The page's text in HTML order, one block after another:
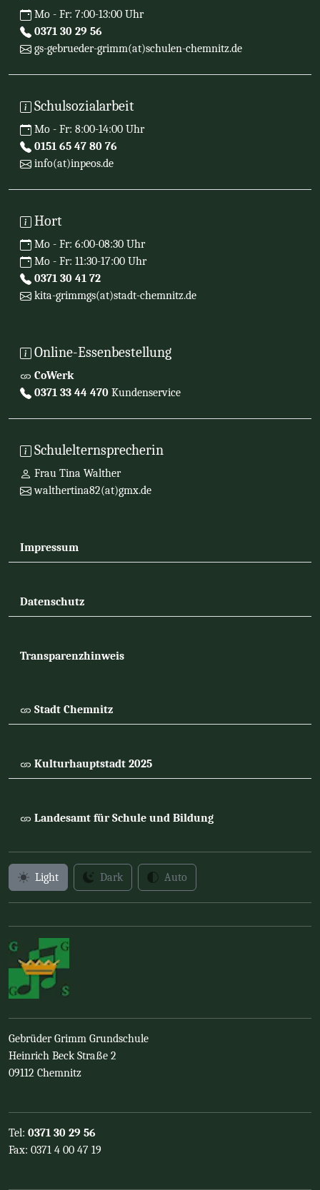
Mo - Fr: 7:00-13:00 Uhr
0371 30 29 56
gs-gebrueder-grimm(at)schulen-chemnitz.de
Schulsozialarbeit
Mo - Fr: 8:00-14:00 Uhr
0151 65 47 80 76
info(at)inpeos.de
Hort
Mo - Fr: 6:00-08:30 Uhr
Mo - Fr: 11:30-17:00 Uhr
0371 30 41 72
kita-grimmgs(at)stadt-chemnitz.de
Online-Essenbestellung
CoWerk
0371 33 44 470 Kundenservice
Schulelternsprecherin
Frau Tina Walther
walthertina82(at)gmx.de
Impressum
Datenschutz
Transparenzhinweis
Stadt Chemnitz
Kulturhauptstadt 2025
Landesamt für Schule und Bildung
Light Dark Auto
Gebrüder Grimm Grundschule
Heinrich Beck Straße 2
09112 Chemnitz
Tel: 0371 30 29 56
Fax: 0371 4 00 47 19